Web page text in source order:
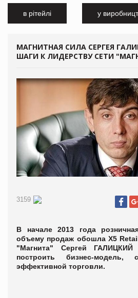
в рітейлі у
МАГНИТНАЯ СИЛА СЕРГЕЯ
ШАГИ К ЛИДЕРСТВУ СЕТИ
3159
В начале 2013 года
объему продаж обошла X5
"Магнита" Сергей
построить бизнес-модель,
эффективной торговли.